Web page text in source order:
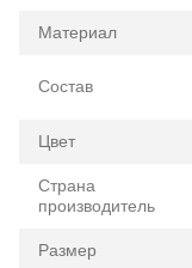
Материал
Состав
Цвет
Страна
производитель
Размер